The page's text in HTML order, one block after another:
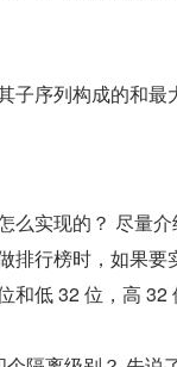
子序列构成的和
么实现的？ 尽量
排行榜时，如果
和低 32 位，高